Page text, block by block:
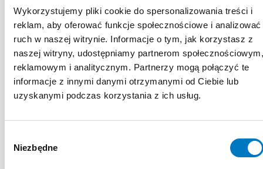
Wykorzystujemy pliki cookie do spersonalizowania treści i
reklam, aby oferować funkcje społecznościowe i analizować
ruch w naszej witrynie. Informacje o tym, jak korzystasz z
naszej witryny, udostępniamy partnerom społecznościowym,
reklamowym i analitycznym. Partnerzy mogą połączyć te
informacje z innymi danymi otrzymanymi od Ciebie lub
uzyskanymi podczas korzystania z ich usług.
zgody
Niezbędne
EDUKACYJNE
EKSPERTA